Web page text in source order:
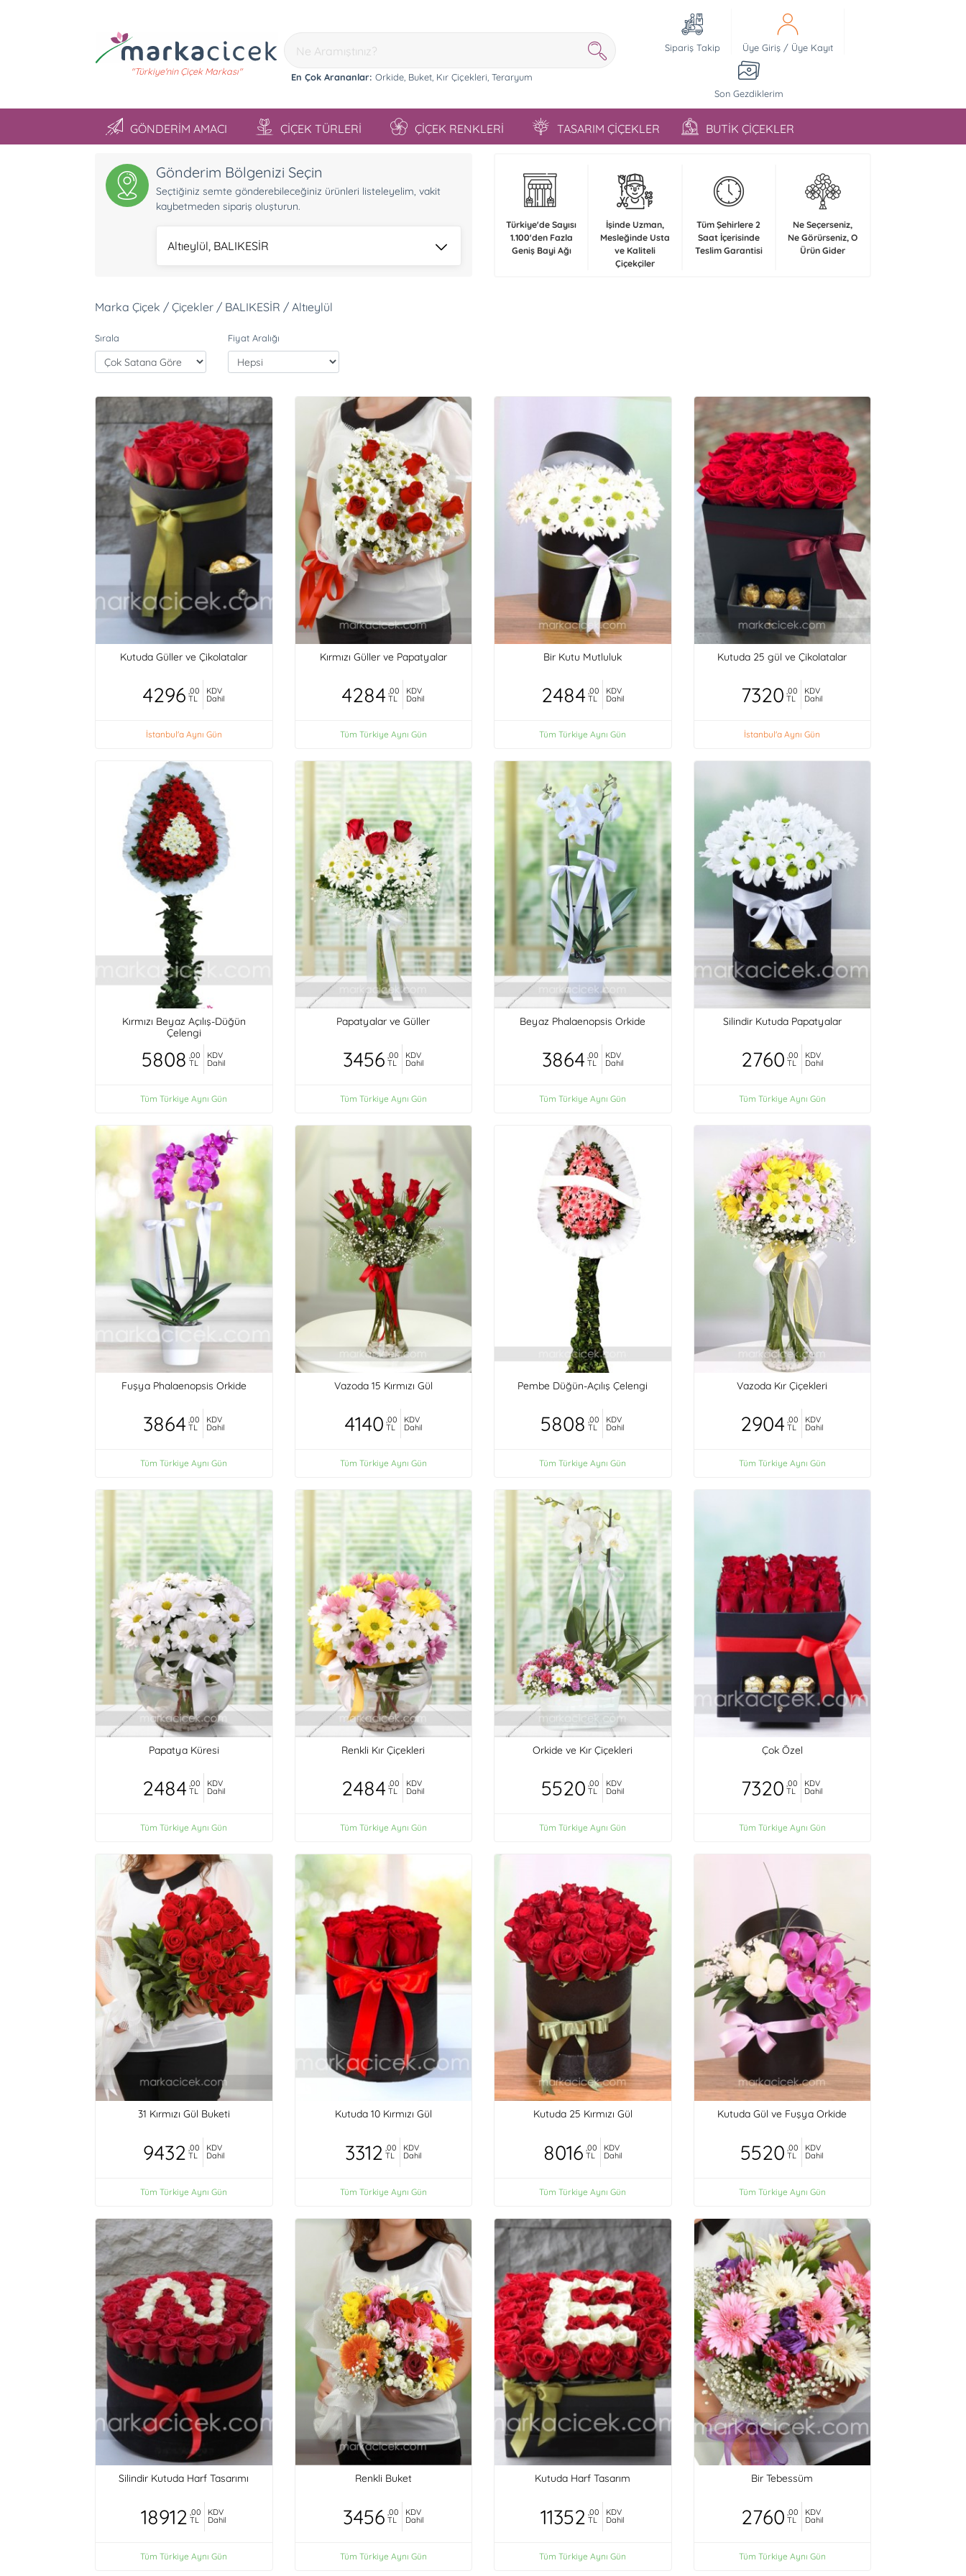
"Türkiye'nin Çiçek Markası" En Çok Arananlar: Orkide, Buket, Kır Çiçekleri, Teraryum
Sipariş Takip Üye Giriş/ Üye Kayıt
Son Gezdiklerim
GÖNDERİM AMACI ÇİÇEK TÜRLERİ ÇİÇEK RENKLERİ TASARIM ÇİÇEKLER BUTİK ÇİÇEKLER
Gönderim Bölgenizi Seçin
Seçtiğiniz semte gönderebileceğiniz ürünleri listeleyelim, vakit
kaybetmeden sipariş oluşturun.
Altıeylül, BALIKESİR
Türkiye'de Sayısı
1.100'den Fazla
Geniş Bayi Ağı
İşinde Uzman,
Mesleğinde Usta
ve Kaliteli
Çiçekçiler
Tüm Şehirlere 2
Saat İçerisinde
Teslim Garantisi
Ne Seçerseniz,
Ne Görürseniz, O
Ürün Gider
Marka Çiçek / Çiçekler / BALIKESİR / Altıeylül
Sırala Fiyat Aralığı
Kutuda Güller ve Çikolatalar
4296 ,00
TL
KDV
Dahil
İstanbul'a Aynı Gün
Kırmızı Güller ve Papatyalar
4284 ,00
TL
KDV
Dahil
Tüm Türkiye Aynı Gün
Bir Kutu Mutluluk
2484 ,00
TL
KDV
Dahil
Tüm Türkiye Aynı Gün
Kutuda 25 gül ve Çikolatalar
7320 ,00
TL
KDV
Dahil
İstanbul'a Aynı Gün
Kırmızı Beyaz Açılış-Düğün
Çelengi
5808 ,00
TL
KDV
Dahil
Tüm Türkiye Aynı Gün
Papatyalar ve Güller
3456 ,00
TL
KDV
Dahil
Tüm Türkiye Aynı Gün
Beyaz Phalaenopsis Orkide
3864 ,00
TL
KDV
Dahil
Tüm Türkiye Aynı Gün
Silindir Kutuda Papatyalar
2760 ,00
TL
KDV
Dahil
Tüm Türkiye Aynı Gün
Fuşya Phalaenopsis Orkide
3864 ,00
TL
KDV
Dahil
Tüm Türkiye Aynı Gün
Vazoda 15 Kırmızı Gül
4140 ,00
TL
KDV
Dahil
Tüm Türkiye Aynı Gün
Pembe Düğün-Açılış Çelengi
5808 ,00
TL
KDV
Dahil
Tüm Türkiye Aynı Gün
Vazoda Kır Çiçekleri
2904 ,00
TL
KDV
Dahil
Tüm Türkiye Aynı Gün
Papatya Küresi
2484 ,00
TL
KDV
Dahil
Tüm Türkiye Aynı Gün
Renkli Kır Çiçekleri
2484 ,00
TL
KDV
Dahil
Tüm Türkiye Aynı Gün
Orkide ve Kır Çiçekleri
5520 ,00
TL
KDV
Dahil
Tüm Türkiye Aynı Gün
Çok Özel
7320 ,00
TL
KDV
Dahil
Tüm Türkiye Aynı Gün
31 Kırmızı Gül Buketi
9432 ,00
TL
KDV
Dahil
Tüm Türkiye Aynı Gün
Kutuda 10 Kırmızı Gül
3312 ,00
TL
KDV
Dahil
Tüm Türkiye Aynı Gün
Kutuda 25 Kırmızı Gül
8016 ,00
TL
KDV
Dahil
Tüm Türkiye Aynı Gün
Kutuda Gül ve Fuşya Orkide
5520 ,00
TL
KDV
Dahil
Tüm Türkiye Aynı Gün
Silindir Kutuda Harf Tasarımı
18912 ,00
TL
KDV
Dahil
Tüm Türkiye Aynı Gün
Renkli Buket
3456 ,00
TL
KDV
Dahil
Tüm Türkiye Aynı Gün
Kutuda Harf Tasarım
11352 ,00
TL
KDV
Dahil
Tüm Türkiye Aynı Gün
Bir Tebessüm
2760 ,00
TL
KDV
Dahil
Tüm Türkiye Aynı Gün